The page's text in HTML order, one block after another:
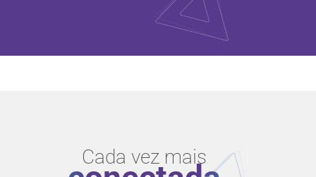
Cada vez mais